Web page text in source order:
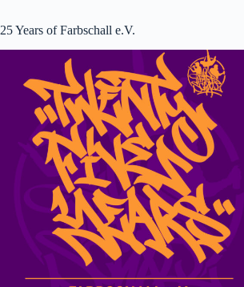
25 Years of Farbschall e.V.